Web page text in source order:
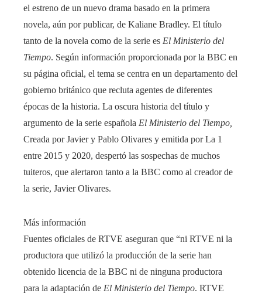
el estreno de un nuevo drama basado en la primera
novela, aún por publicar, de Kaliane Bradley. El título
tanto de la novela como de la serie es El Ministerio del
Tiempo. Según información proporcionada por la BBC en
su página oficial, el tema se centra en un departamento del
gobierno británico que recluta agentes de diferentes
épocas de la historia. La oscura historia del título y
argumento de la serie española El Ministerio del Tiempo
Creada por Javier y Pablo Olivares y emitida por La 1
entre 2015 y 2020, despertó las sospechas de muchos
tuiteros, que alertaron tanto a la BBC como al creador de
la serie, Javier Olivares.
Más información
Fuentes oficiales de RTVE aseguran que “ni RTVE ni la
productora que utilizó la producción de la serie han
obtenido licencia de la BBC ni de ninguna productora
para la adaptación de El Ministerio del Tiempo. RTVE